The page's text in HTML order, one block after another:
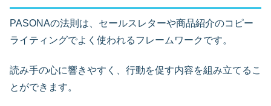
PASONAの法則は、セールスレターや商品紹介のコピー
ライティングでよく使われるフレームワークです。
読み手の心に響きやすく、行動を促す内容を組み立てるこ
とができます。